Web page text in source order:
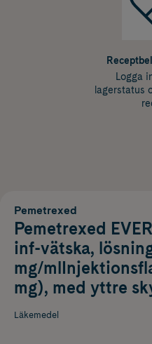
Logga
lagerstatus
Pemetrexed
Pemetrexed
inf-vätska,
mg/
mg), med yttre
Läkemedel